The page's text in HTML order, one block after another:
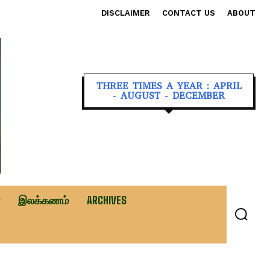
DISCLAIMER CONTACT US ABOUT
THREE TIMES A YEAR : APRIL
- AUGUST - DECEMBER
இலக்கணம் ARCHIVES